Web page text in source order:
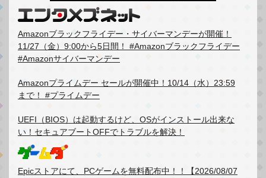
Amazonブラックフライデー・サイバーマンデーが開催！
11/27（金）9:00から5日間！ #Amazonブラックフライデー
#Amazonサイバーマンデー
Amazonプライムデー セールが開催中！10/14（水）23:59
まで！ #プライムデー
UEFI（BIOS）は起動するけど、OSがインストール出来な
い！セキュアブートOFFでトラブルを解決！
Epicストアにて、PCゲームを無料配布中！！【2026/08/07